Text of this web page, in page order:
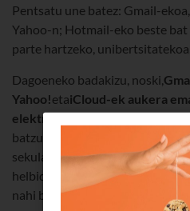
Pentsatu une batez: Gmail-
Yahoo-n; Hotmail-eko beste
parte hartzeko,
Dagoeneko badakizu, noski,
Yahoo!etaiCloud-ek aukera
elektronikoko zenbait kontu
batzuk dituzte eta, gainera, ez
sekulako nahaste-borrastea
helbideren artean eta denak
nahi badituzu, jarraitu irakurtzen